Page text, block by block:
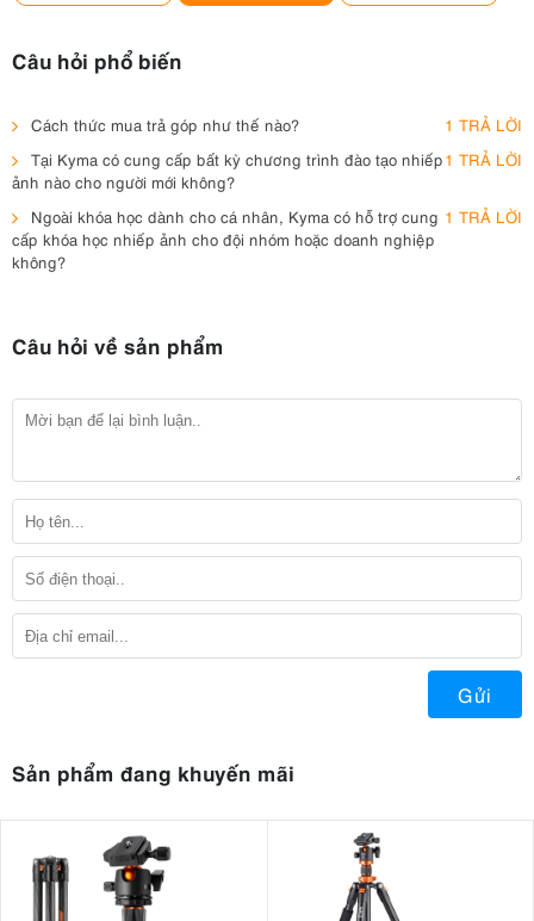
Câu hỏi phổ biến
Cách thức mua trả góp như thế nào?
1 TRẢ LỜI
Tại Kyma có cung cấp bất kỳ chương trình đào tạo nhiếp
ảnh nào cho người mới không?
1 TRẢ LỜI
Ngoài khóa học dành cho cá nhân, Kyma có hỗ trợ cung
cấp khóa học nhiếp ảnh cho đội nhóm hoặc doanh nghiệp
không?
1 TRẢ LỜI
Câu hỏi về sản phẩm
Gửi
Sản phẩm đang khuyến mãi